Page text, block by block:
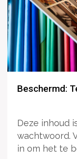
Beschermd:
Deze inhoud
wachtwoord.
in om het te